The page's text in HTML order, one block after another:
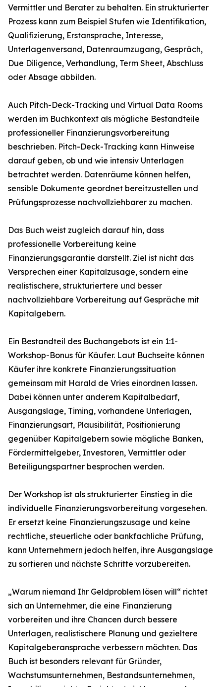
Vermittler und Berater zu behalten. Ein strukturierter
Prozess kann zum Beispiel Stufen wie Identifikation,
Qualifizierung, Erstansprache, Interesse,
Unterlagenversand, Datenraumzugang, Gespräch,
Due Diligence, Verhandlung, Term Sheet, Abschluss
oder Absage abbilden.
Auch Pitch-Deck-Tracking und Virtual Data Rooms
werden im Buchkontext als mögliche Bestandteile
professioneller Finanzierungsvorbereitung
beschrieben. Pitch-Deck-Tracking kann Hinweise
darauf geben, ob und wie intensiv Unterlagen
betrachtet werden. Datenräume können helfen,
sensible Dokumente geordnet bereitzustellen und
Prüfungsprozesse nachvollziehbarer zu machen.
Das Buch weist zugleich darauf hin, dass
professionelle Vorbereitung keine
Finanzierungsgarantie darstellt. Ziel ist nicht das
Versprechen einer Kapitalzusage, sondern eine
realistischere, strukturiertere und besser
nachvollziehbare Vorbereitung auf Gespräche mit
Kapitalgebern.
Ein Bestandteil des Buchangebots ist ein 1:1-
Workshop-Bonus für Käufer. Laut Buchseite können
Käufer ihre konkrete Finanzierungssituation
gemeinsam mit Harald de Vries einordnen lassen.
Dabei können unter anderem Kapitalbedarf,
Ausgangslage, Timing, vorhandene Unterlagen,
Finanzierungsart, Plausibilität, Positionierung
gegenüber Kapitalgebern sowie mögliche Banken,
Fördermittelgeber, Investoren, Vermittler oder
Beteiligungspartner besprochen werden.
Der Workshop ist als strukturierter Einstieg in die
individuelle Finanzierungsvorbereitung vorgesehen.
Er ersetzt keine Finanzierungszusage und keine
rechtliche, steuerliche oder bankfachliche Prüfung,
kann Unternehmern jedoch helfen, ihre Ausgangslage
zu sortieren und nächste Schritte vorzubereiten.
„Warum niemand Ihr Geldproblem lösen will“ richtet
sich an Unternehmer, die eine Finanzierung
vorbereiten und ihre Chancen durch bessere
Unterlagen, realistischere Planung und gezieltere
Kapitalgeberansprache verbessern möchten. Das
Buch ist besonders relevant für Gründer,
Wachstumsunternehmen, Bestandsunternehmen,